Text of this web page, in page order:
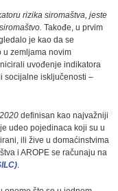
rizika siromaštva, jeste
Takođe, u prvim
je kao da se
u zemljama novim
uvođenje indikatora
socijalne isključenosti –
definisan kao najvažniji
udeo pojedinaca koji su u
ili žive u domaćinstvima
i AROPE se računaju na